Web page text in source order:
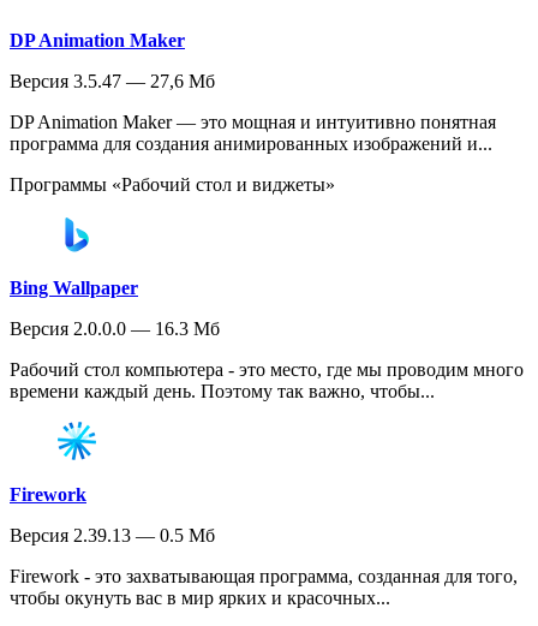
DP Animation Maker
Версия 3.5.47 — 27,6 Мб
DP Animation Maker — это мощная и интуитивно понятная
программа для создания анимированных изображений и...
Программы «Рабочий стол и виджеты»
Bing Wallpaper
Версия 2.0.0.0 — 16.3 Мб
Рабочий стол компьютера - это место, где мы проводим много
времени каждый день. Поэтому так важно, чтобы...
Firework
Версия 2.39.13 — 0.5 Мб
Firework - это захватывающая программа, созданная для того,
чтобы окунуть вас в мир ярких и красочных...